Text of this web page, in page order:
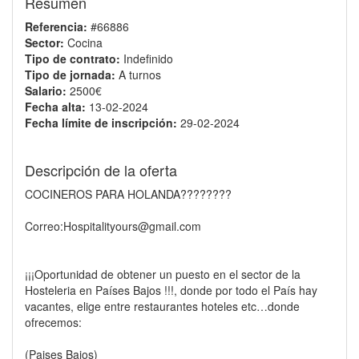
Referencia: #66886
Sector: Cocina
Tipo de contrato: Indefinido
Tipo de jornada: A turnos
Salario: 2500€
Fecha alta: 13-02-2024
Fecha límite de inscripción: 29-02-2024
Descripción de la oferta
COCINEROS PARA HOLANDA????????
Correo:Hospitalityours@gmail.com
¡¡¡Oportunidad de obtener un puesto en el sector de la
Hosteleria en Países Bajos !!!, donde por todo el País hay
vacantes, elige entre restaurantes hoteles etc…donde
ofrecemos:
(Paises Bajos)